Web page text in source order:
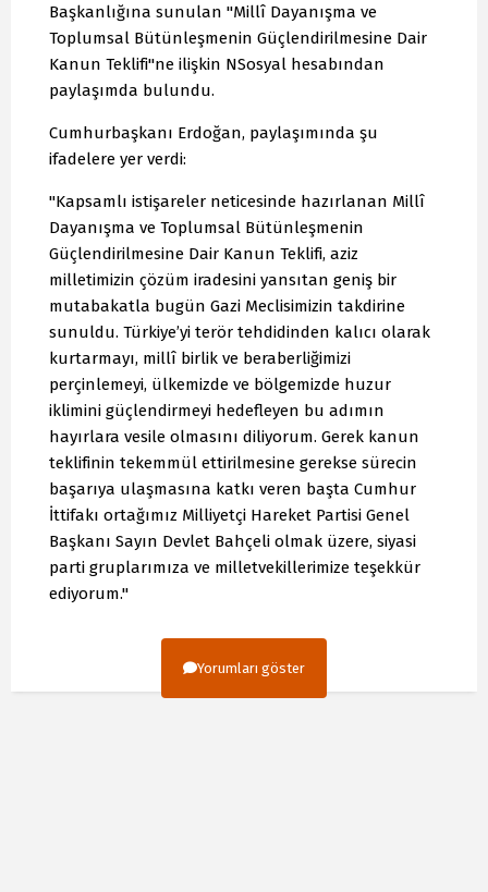
Başkanlığına sunulan "Millî Dayanışma ve
Toplumsal Bütünleşmenin Güçlendirilmesine Dair
Kanun Teklifi"ne ilişkin NSosyal hesabından
paylaşımda bulundu.
Cumhurbaşkanı Erdoğan, paylaşımında şu
ifadelere yer verdi:
"Kapsamlı istişareler neticesinde hazırlanan Millî
Dayanışma ve Toplumsal Bütünleşmenin
Güçlendirilmesine Dair Kanun Teklifi, aziz
milletimizin çözüm iradesini yansıtan geniş bir
mutabakatla bugün Gazi Meclisimizin takdirine
sunuldu. Türkiye’yi terör tehdidinden kalıcı olarak
kurtarmayı, millî birlik ve beraberliğimizi
perçinlemeyi, ülkemizde ve bölgemizde huzur
iklimini güçlendirmeyi hedefleyen bu adımın
hayırlara vesile olmasını diliyorum. Gerek kanun
teklifinin tekemmül ettirilmesine gerekse sürecin
başarıya ulaşmasına katkı veren başta Cumhur
İttifakı ortağımız Milliyetçi Hareket Partisi Genel
Başkanı Sayın Devlet Bahçeli olmak üzere, siyasi
parti gruplarımıza ve milletvekillerimize teşekkür
ediyorum."
Yorumları göster